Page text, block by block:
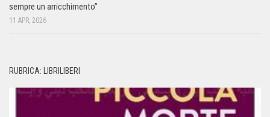
sempre un arricchimento”
11 APR, 2026
RUBRICA: LIBRILIBERI